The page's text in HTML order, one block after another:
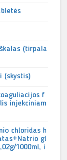
(tirpala
(skystis)
f
injekciniam
chloridas h
gl
1000ml, i